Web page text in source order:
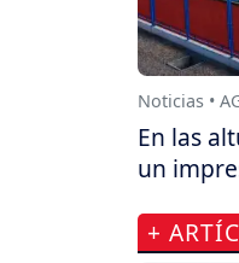
Noticias •
En las
un
+